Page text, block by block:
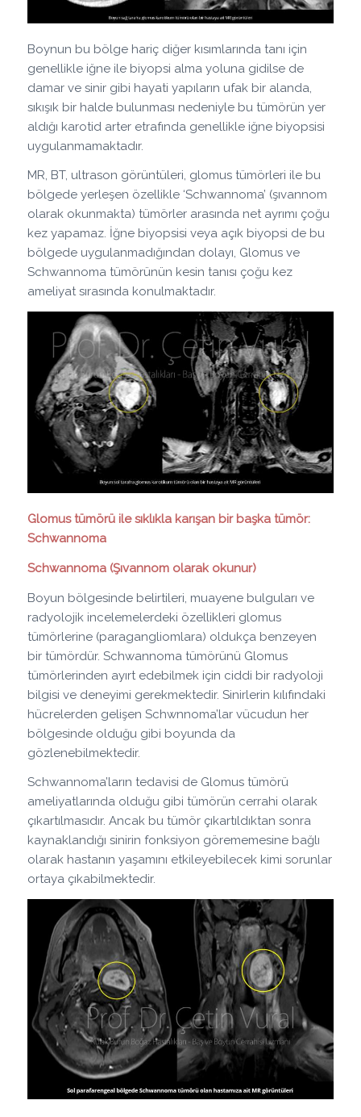
Boynun bu bölge hariç diğer kısımlarında tanı için
genellikle iğne ile biyopsi alma yoluna gidilse de
damar ve sinir gibi hayati yapıların ufak bir alanda,
sıkışık bir halde bulunması nedeniyle bu tümörün yer
aldığı karotid arter etrafında genellikle iğne biyopsisi
uygulanmamaktadır.
MR, BT, ultrason görüntüleri, glomus tümörleri ile bu
bölgede yerleşen özellikle ‘Schwannoma’ (şıvannom
olarak okunmakta) tümörler arasında net ayrımı çoğu
kez yapamaz. İğne biyopsisi veya açık biyopsi de bu
bölgede uygulanmadığından dolayı, Glomus ve
Schwannoma tümörünün kesin tanısı çoğu kez
ameliyat sırasında konulmaktadır.
Glomus tümörü ile sıklıkla karışan bir başka tümör:
Schwannoma
Schwannoma (Şıvannom olarak okunur)
Boyun bölgesinde belirtileri, muayene bulguları ve
radyolojik incelemelerdeki özellikleri glomus
tümörlerine (paragangliomlara) oldukça benzeyen
bir tümördür. Schwannoma tümörünü Glomus
tümörlerinden ayırt edebilmek için ciddi bir radyoloji
bilgisi ve deneyimi gerekmektedir. Sinirlerin kılıfındaki
hücrelerden gelişen Schwnnoma’lar vücudun her
bölgesinde olduğu gibi boyunda da
gözlenebilmektedir.
Schwannoma’ların tedavisi de Glomus tümörü
ameliyatlarında olduğu gibi tümörün cerrahi olarak
çıkartılmasıdır. Ancak bu tümör çıkartıldıktan sonra
kaynaklandığı sinirin fonksiyon görememesine bağlı
olarak hastanın yaşamını etkileyebilecek kimi sorunlar
ortaya çıkabilmektedir.